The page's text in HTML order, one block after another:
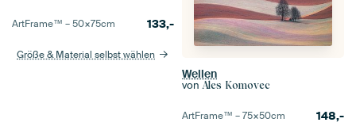
ArtFrame™ –50×75cm 133,-
Größe & Material selbst wählen
Wellen
von Ales Komovec
ArtFrame™ –75×50cm 148,-